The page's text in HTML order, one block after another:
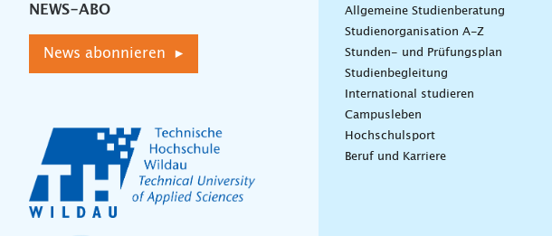
NEWS-ABO
News abonnieren ▸
Allgemeine Studienberatung
Studienorganisation A-Z
Stunden- und Prüfungsplan
Studienbegleitung
International studieren
Campusleben
Hochschulsport
Beruf und Karriere